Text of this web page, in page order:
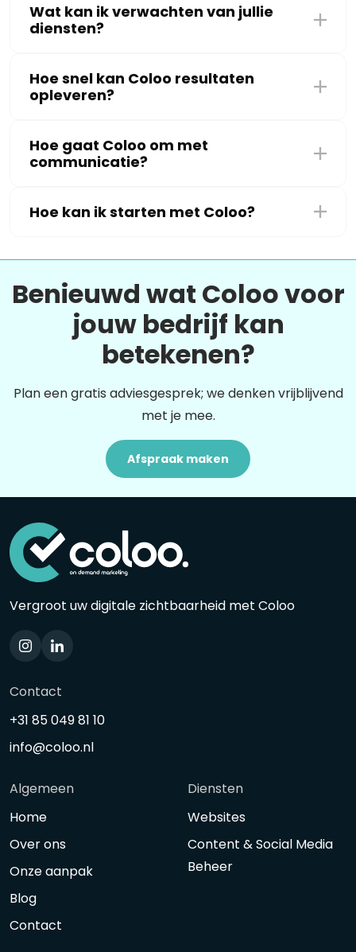
Wat kan ik verwachten van jullie
diensten?
Hoe snel kan Coloo resultaten
opleveren?
Hoe gaat Coloo om met
communicatie?
Hoe kan ik starten met Coloo?
Benieuwd wat Coloo voor
jouw bedrijf kan
betekenen?
Plan een gratis adviesgesprek; we denken vrijblijvend
met je mee.
Afspraak maken
Vergroot uw digitale zichtbaarheid met Coloo
Contact
+31 85 049 81 10
info@coloo.nl
Algemeen
Home
Over ons
Onze aanpak
Blog
Contact
Diensten
Websites
Content & Social Media
Beheer